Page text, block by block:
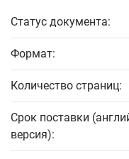
Статус документа:
Формат:
Количество страниц:
Срок поставки
версия):